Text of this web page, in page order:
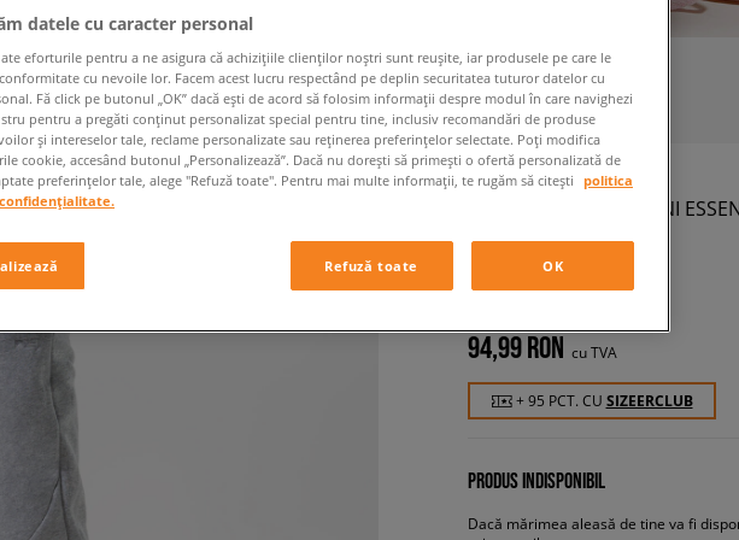
CONFRONT PANTALONI
bărbați, pantaloni
94,99 RON cu TVA
+ 95 PCT. CU SIZEERCLUB
PRODUS INDISPONIBIL
Dacă mărimea aleasă de tine va fi
datele cu caracter personal
eforturile pentru a ne asigura că achizițiile clienților noștri sunt reușite, iar produsele pe care le
cu nevoile lor. Facem acest lucru respectând pe deplin securitatea tuturor datelor cu
Fă click pe butonul „OK” dacă ești de acord să folosim informații despre modul în care navighezi
pentru a pregăti conținut personalizat special pentru tine, inclusiv recomandări de produse
și intereselor tale, reclame personalizate sau reținerea preferințelor selectate. Poți modifica
cookie, accesând butonul „Personalizează”. Dacă nu dorești să primești o ofertă personalizată de
preferințelor tale, alege "Refuză toate". Pentru mai multe informații, te rugăm să citești politica
Refuză toate OK